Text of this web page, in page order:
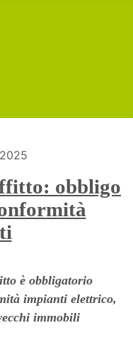
obbligo
è obbligatorio
impianti elettrico,
immobili